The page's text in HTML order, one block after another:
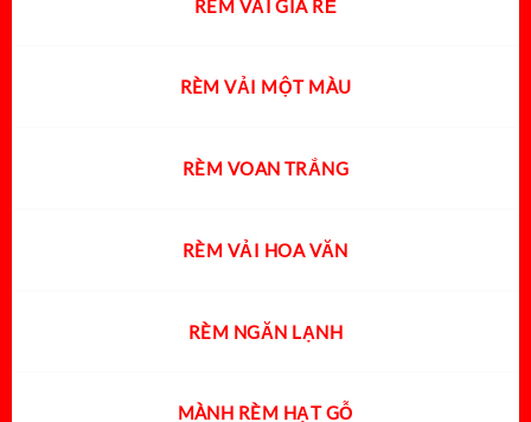
RÈM VẢI GIÁ RẺ
RÈM VẢI MỘT MÀU
RÈM VOAN TRẮNG
RÈM VẢI HOA VĂN
RÈM NGĂN LẠNH
MÀNH RÈM HẠT GỖ